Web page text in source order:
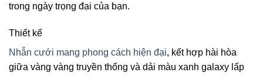
trong ngày trọng đại của bạn.
Thiết kế
Nhẫn cưới mang phong cách hiện đại, kết hợp hài hòa
giữa vàng vàng truyền thống và dải màu xanh galaxy lấp